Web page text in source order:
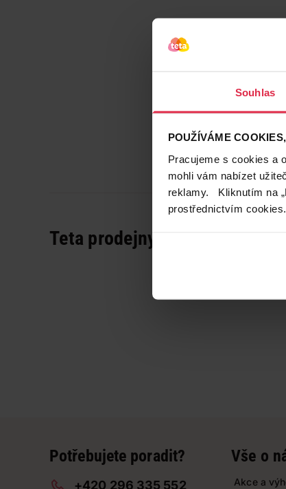
Souhlas
POUŽÍVÁME
Pracujeme s cookies a
mohli vám nabízet
reklamy. Kliknutím na
prostřednictvím
Teta prodejny a služby
Potřebujete poradit?
+420 296 335 552
Vše o
Akce a